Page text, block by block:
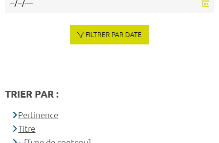
FILTRER PAR DATE
TRIER PAR :
Pertinence
Titre